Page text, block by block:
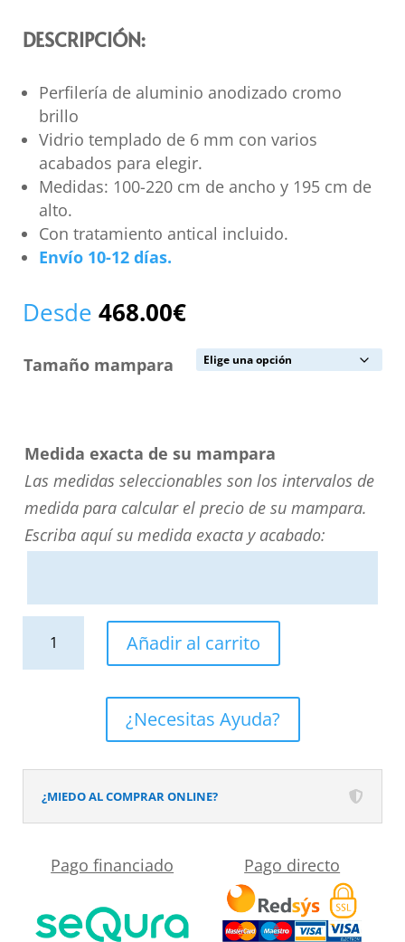
DESCRIPCIÓN:
Perfilería de aluminio anodizado cromo
brillo
Vidrio templado de 6 mm con varios
acabados para elegir.
Medidas: 100-220 cm de ancho y 195 cm de
alto.
Con tratamiento antical incluido.
Envío 10-12 días.
Desde 468.00€
Tamaño mampara
Medida exacta de su mampara
Las medidas seleccionables son los intervalos de
medida para calcular el precio de su mampara.
Escriba aquí su medida exacta y acabado:
2
fijos
-
puerta
fabricada
Añadir al carrito
¿Necesitas Ayuda?
¿MIEDO AL COMPRAR ONLINE?
Pago financiado Pago directo